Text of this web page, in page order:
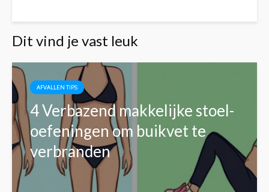
Dit vind je vast leuk
AFVALLEN TIPS
4 Verbazend makkelijke stoel-
oefeningen om buikvet te
verbranden